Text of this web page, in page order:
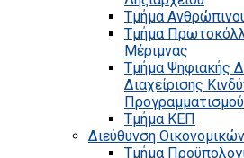
Τμήμα
Τμήμα
Μέριμνας
Τμήμα Ψηφιακής
Διαχείρισης
Προγραμματισμού
Τμήμα ΚΕΠ
Διεύθυνση
Τμήμα